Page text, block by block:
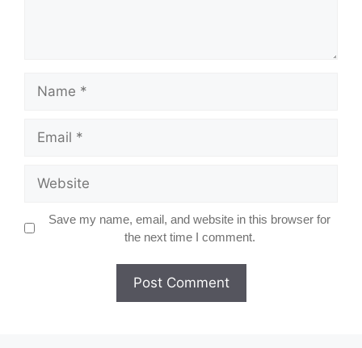
Save my name, email, and website in this browser for
the next time I comment.